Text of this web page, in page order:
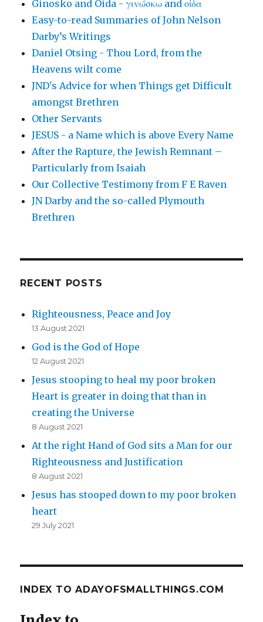
Ginosko and Oida - γινώσκω and οἶδα
Easy-to-read Summaries of John Nelson
Darby’s Writings
Daniel Otsing - Thou Lord, from the
Heavens wilt come
JND's Advice for when Things get Difficult
amongst Brethren
Other Servants
JESUS - a Name which is above Every Name
After the Rapture, the Jewish Remnant –
Particularly from Isaiah
Our Collective Testimony from F E Raven
JN Darby and the so-called Plymouth
Brethren
RECENT POSTS
Righteousness, Peace and Joy
13 August 2021
God is the God of Hope
12 August 2021
Jesus stooping to heal my poor broken
Heart is greater in doing that than in
creating the Universe
8 August 2021
At the right Hand of God sits a Man for our
Righteousness and Justification
8 August 2021
Jesus has stooped down to my poor broken
heart
29 July 2021
INDEX TO ADAYOFSMALLTHINGS.COM